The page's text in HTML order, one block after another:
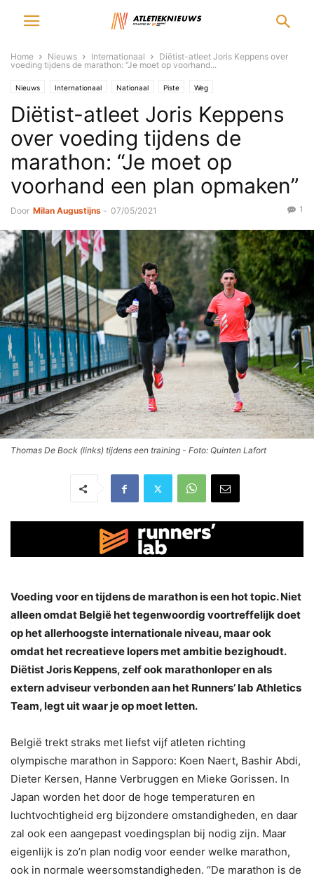
Home Nieuws Internationaal
Diëtist-atleet Joris Keppens over
voeding tijdens de marathon: “Je moet op voorhand...
Nieuws Internationaal Nationaal Piste Weg
Diëtist-atleet Joris Keppens
over voeding tijdens de
marathon: “Je moet op
voorhand een plan opmaken”
Door Milan Augustijns - 07/05/2021 1
Thomas De Bock (links) tijdens een training - Foto: Quinten Lafort
Voeding voor en tijdens de marathon is een hot topic. Niet
alleen omdat België het tegenwoordig voortreffelijk doet
op het allerhoogste internationale niveau, maar ook
omdat het recreatieve lopers met ambitie bezighoudt.
Diëtist Joris Keppens, zelf ook marathonloper en als
extern adviseur verbonden aan het Runners’ lab Athletics
Team, legt uit waar je op moet letten.
België trekt straks met liefst vijf atleten richting
olympische marathon in Sapporo: Koen Naert, Bashir Abdi,
Dieter Kersen, Hanne Verbruggen en Mieke Gorissen. In
Japan worden het door de hoge temperaturen en
luchtvochtigheid erg bijzondere omstandigheden, en daar
zal ook een aangepast voedingsplan bij nodig zijn. Maar
eigenlijk is zo’n plan nodig voor eender welke marathon,
ook in normale weersomstandigheden. “De marathon is de